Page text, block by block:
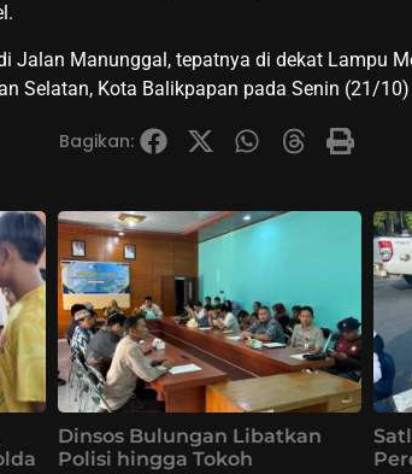
Jalan Manunggal, tepatnya di dekat Lampu
Selatan, Kota Balikpapan pada Senin (21/
Bagikan:
Dinsos Bulungan Libatkan
Polisi hingga Tokoh